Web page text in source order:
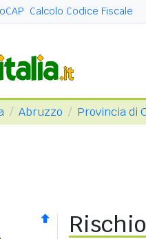
Calcolo Codice Fiscale
Abruzzo Provincia di